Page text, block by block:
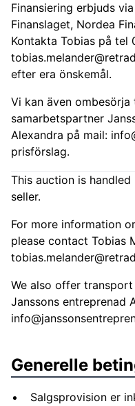
Finansiering erbjuds
Finanslaget, Nordea
Kontakta Tobias på tel
efter era önskemål.
Vi kan även
samarbetspartner
Alexandra på mail:
prisförslag.
This auction is
seller.
For more information
please contact Tobias
We also offer
Janssons entreprenad
Generelle
Salgsprovision er